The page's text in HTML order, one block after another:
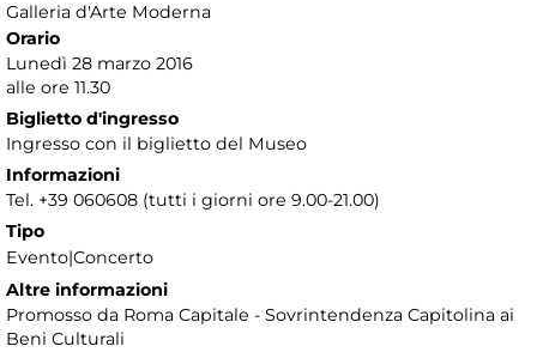
Galleria d'Arte Moderna
Orario
Lunedì 28 marzo 2016
alle ore 11.30
Biglietto d'ingresso
Ingresso con il biglietto del Museo
Informazioni
Tel. +39 060608 (tutti i giorni ore 9.00-21.00)
Tipo
Evento|Concerto
Altre informazioni
Promosso da Roma Capitale - Sovrintendenza Capitolina ai
Beni Culturali